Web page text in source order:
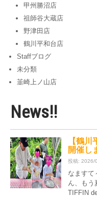
甲州勝沼店
祖師谷大蔵店
野津田店
鶴川平和台店
Staffブログ
未分類
韮崎上ノ山店
News!!
【鶴
開催し
投稿: 2026/
なますて
ん、もう
TIFFIN